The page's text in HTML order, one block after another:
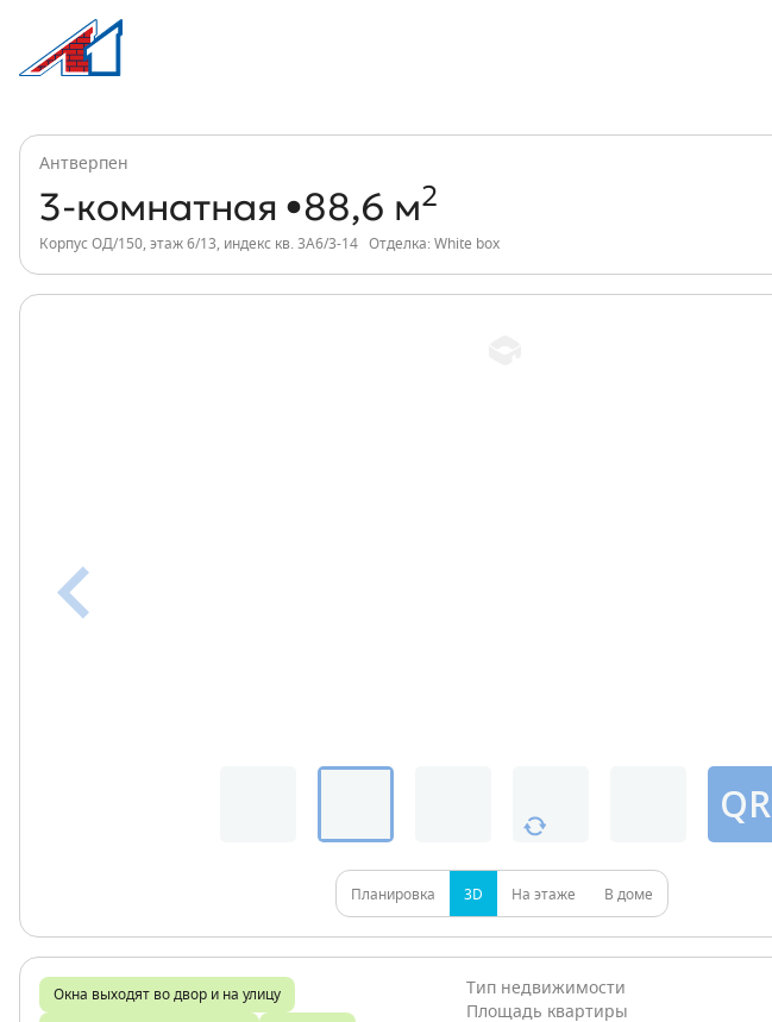
3-комнатная, 89 м², ЖК Антверпен, индекс кв. 3А6/3-14
Информация о квартире
3-комнатная 88,6 м2
Антверпен
Корпус ОД/150, этаж 6/13, индекс кв. 3А6/3-14 Отделка: White box
QR
Планировка 3D На этаже В доме
Окна выходят во двор и на улицу Тип недвижимости
Площадь квартиры